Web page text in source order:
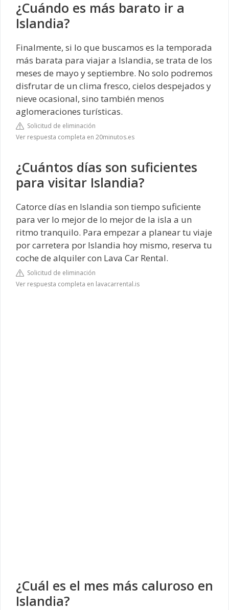
¿Cuándo es más barato ir a
Islandia?
Finalmente, si lo que buscamos es la temporada
más barata para viajar a Islandia, se trata de los
meses de mayo y septiembre. No solo podremos
disfrutar de un clima fresco, cielos despejados y
nieve ocasional, sino también menos
aglomeraciones turísticas.
Solicitud de eliminación
Ver respuesta completa en 20minutos.es
¿Cuántos días son suficientes
para visitar Islandia?
Catorce días en Islandia son tiempo suficiente
para ver lo mejor de lo mejor de la isla a un
ritmo tranquilo. Para empezar a planear tu viaje
por carretera por Islandia hoy mismo, reserva tu
coche de alquiler con Lava Car Rental.
Solicitud de eliminación
Ver respuesta completa en lavacarrental.is
¿Cuál es el mes más caluroso en
Islandia?